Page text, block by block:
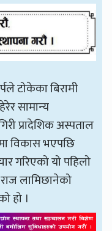
टोकेका बिरामी
सामान्य
प्रादेशिक अस्पताल
विकास भएपछि
गरिएको यो पहिलो
लामिछानेको
हो ।